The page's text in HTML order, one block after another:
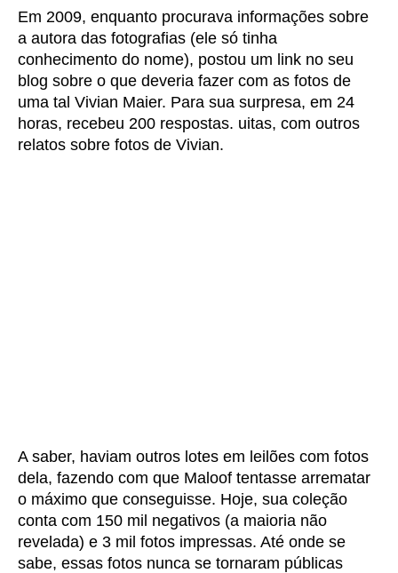
Em 2009, enquanto procurava informações sobre
a autora das fotografias (ele só tinha
conhecimento do nome), postou um link no seu
blog sobre o que deveria fazer com as fotos de
uma tal Vivian Maier. Para sua surpresa, em 24
horas, recebeu 200 respostas. uitas, com outros
relatos sobre fotos de Vivian.
A saber, haviam outros lotes em leilões com fotos
dela, fazendo com que Maloof tentasse arrematar
o máximo que conseguisse. Hoje, sua coleção
conta com 150 mil negativos (a maioria não
revelada) e 3 mil fotos impressas. Até onde se
sabe, essas fotos nunca se tornaram públicas